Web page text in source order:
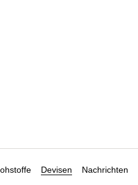
Devisen Nachrichten